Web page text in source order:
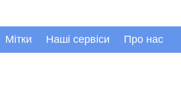
Мітки Наші сервіси Про нас